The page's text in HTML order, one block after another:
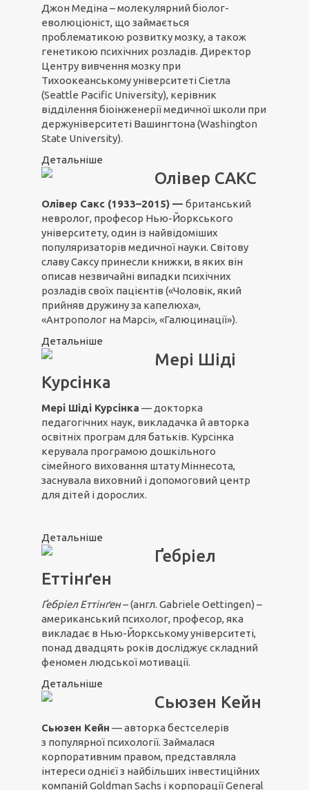
Джон Медіна – молекулярний біолог-
еволюціоніст, що займається
проблематикою розвитку мозку, а також
генетикою психічних розладів. Директор
Центру вивчення мозку при
Тихоокеанському університеті Сіетла
(Seattle Pacific University), керівник
відділення біоінженерії медичної школи при
держуніверситеті Вашингтона (Washington
State University).
Детальніше
Олівер САКС
Олівер Сакс (1933–2015) — британський
невролог, професор Нью-Йоркського
університету, один із найвідоміших
популяризаторів медичної науки. Світову
славу Саксу принесли книжки, в яких він
описав незвичайні випадки психічних
розладів своїх пацієнтів («Чоловік, який
прийняв дружину за капелюха»,
«Антрополог на Марсі», «Галюцинації»).
Детальніше
Мері Шіді
Курсінка
Мері Шіді Курсінка — докторка
педагогічних наук, викладачка й авторка
освітніх програм для батьків. Курсінка
керувала програмою дошкільного
сімейного виховання штату Міннесота,
заснувала виховний і допомоговий центр
для дітей і дорослих.
Детальніше
Ґебріел
Еттінґен
Ґебріел Еттінґен– (англ. Gabriele Oettingen) –
американський психолог, професор, яка
викладає в Нью-Йоркському університеті,
понад двадцять років досліджує складний
феномен людської мотивації.
Детальніше
Сьюзен Кейн
Сьюзен Кейн — авторка бестселерів
з популярної психології. Займалася
корпоративним правом, представляла
інтереси однієї з найбільших інвестиційних
компаній Goldman Sachs і корпорації General